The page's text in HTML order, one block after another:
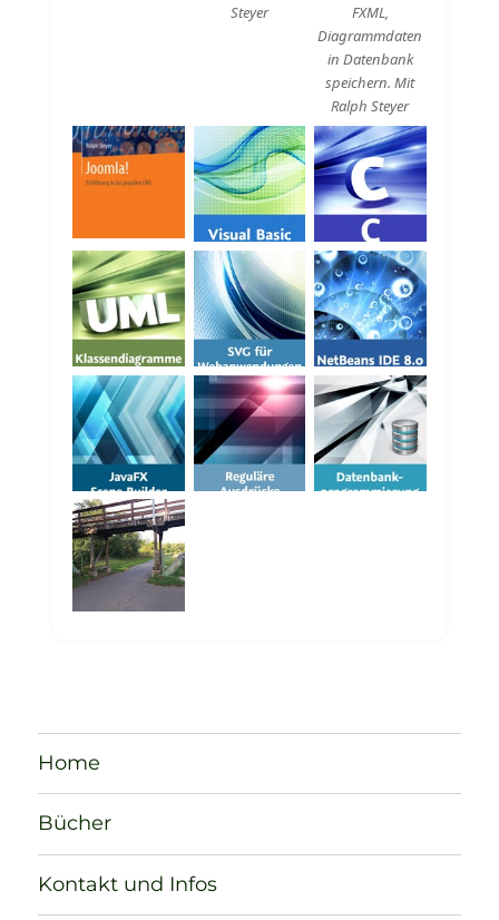
Steyer
FXML,
Diagrammdaten
in Datenbank
speichern. Mit
Ralph Steyer
Home
Bücher
Kontakt und Infos